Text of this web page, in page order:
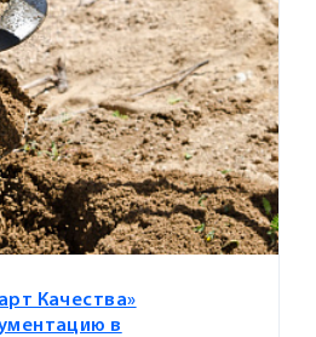
Качества»
в